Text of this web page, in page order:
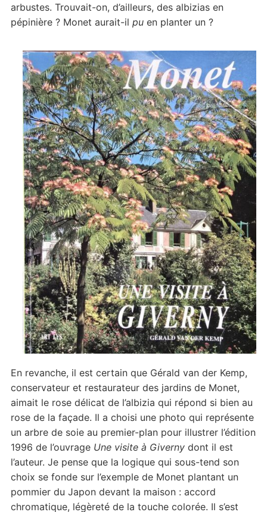
arbustes. Trouvait-on, d’ailleurs, des albizias en
pépinière ? Monet aurait-il pu en planter un ?
En revanche, il est certain que Gérald van der Kemp,
conservateur et restaurateur des jardins de Monet,
aimait le rose délicat de l’albizia qui répond si bien au
rose de la façade. Il a choisi une photo qui représente
un arbre de soie au premier-plan pour illustrer l’édition
1996 de l’ouvrage Une visite à Givernydont il est
l’auteur. Je pense que la logique qui sous-tend son
choix se fonde sur l’exemple de Monet plantant un
pommier du Japon devant la maison : accord
chromatique, légèreté de la touche colorée. Il s’est